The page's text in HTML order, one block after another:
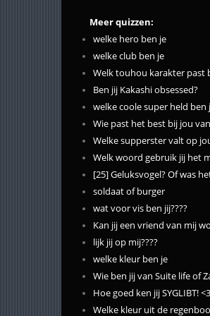
Meer quizzen:
welke hero ben je
welke club ben je
Welk touhou karakter past
Ben jij Kakashi obsessed?
welke coole super held ben
Wie past het best bij jou
Welke supperster valt op
Welk woord gebruik jij het
[25] Geluksvogel? Of was
soldaat of burger
wat voor vis ben jij????
Kan jij een vriend van mij
lijk jij op mij????
welke kleur ben je
Wie ben jij van Suite life of
Hoe goed ken jij SYGLIBT!
Welke kleur uit de